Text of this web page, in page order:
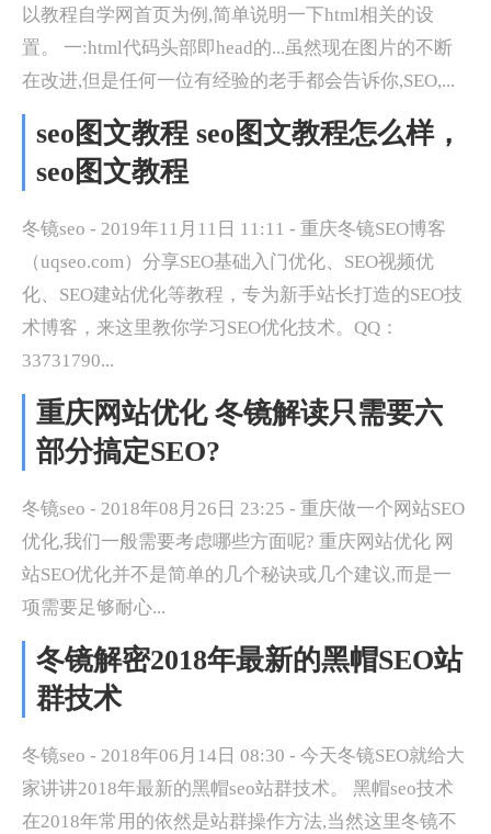
以教程自学网首页为例,简单说明一下html相关的设
置。 一:html代码头部即head的...虽然现在图片的不断
在改进,但是任何一位有经验的老手都会告诉你,SEO,...
seo图文教程 seo图文教程怎么样，
seo图文教程
冬镜seo - 2019年11月11日 11:11 - 重庆冬镜SEO博客
（uqseo.com）分享SEO基础入门优化、SEO视频优
化、SEO建站优化等教程，专为新手站长打造的SEO技
术博客，来这里教你学习SEO优化技术。QQ：
33731790...
重庆网站优化 冬镜解读只需要六
部分搞定SEO?
冬镜seo - 2018年08月26日 23:25 - 重庆做一个网站SEO
优化,我们一般需要考虑哪些方面呢? 重庆网站优化 网
站SEO优化并不是简单的几个秘诀或几个建议,而是一
项需要足够耐心...
冬镜解密2018年最新的黑帽SEO站
群技术
冬镜seo - 2018年06月14日 08:30 - 今天冬镜SEO就给大
家讲讲2018年最新的黑帽seo站群技术。 黑帽seo技术
在2018年常用的依然是站群操作方法,当然这里冬镜不